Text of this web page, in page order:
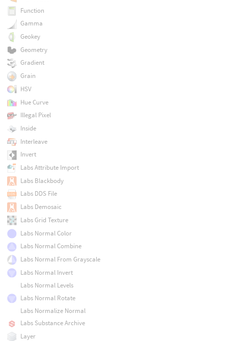
Function
Gamma
Geokey
Geometry
Gradient
Grain
HSV
Hue Curve
Illegal Pixel
Inside
Interleave
Invert
Labs Attribute Import
Labs Blackbody
Labs DDS File
Labs Demosaic
Labs Grid Texture
Labs Normal Color
Labs Normal Combine
Labs Normal From Grayscale
Labs Normal Invert
Labs Normal Levels
Labs Normal Rotate
Labs Normalize Normal
Labs Substance Archive
Layer